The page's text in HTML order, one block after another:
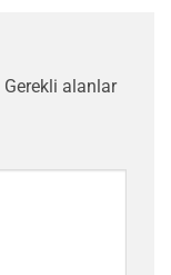
Gerekli alanlar